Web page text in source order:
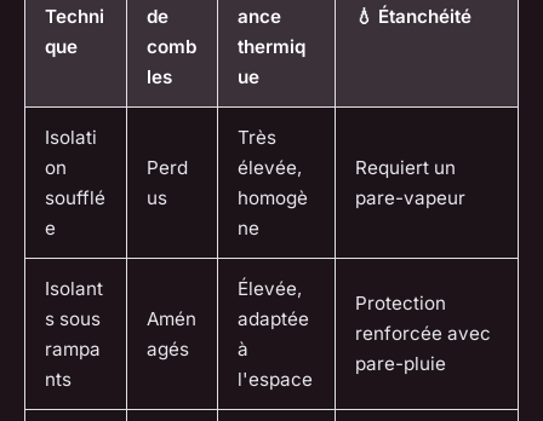
Techni
que
de
comb
les
ance
thermiq
ue
💧 Étanchéité
Isolati
on
soufflé
e
Perd
us
Très
élevée,
homogè
ne
Requiert un
pare-vapeur
Isolant
s sous
rampa
nts
Amén
agés
Élevée,
adaptée
à
l'espace
Protection
renforcée avec
pare-pluie